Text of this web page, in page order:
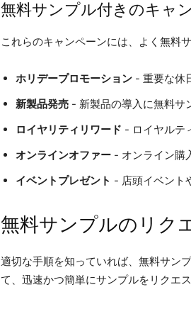
無料サンプル付きのキャ
これらのキャンペーンには、よく無料
ホリデープロモーション - 重要な休
新製品発売 - 新製品の導入に無料サ
ロイヤリティリワード - ロイヤルテ
オンラインオファー - オンライン購
イベントプレゼント - 店頭イベント
無料サンプルのリク
適切な手順を知っていれば、無料サン
て、迅速かつ簡単にサンプルをリクエ